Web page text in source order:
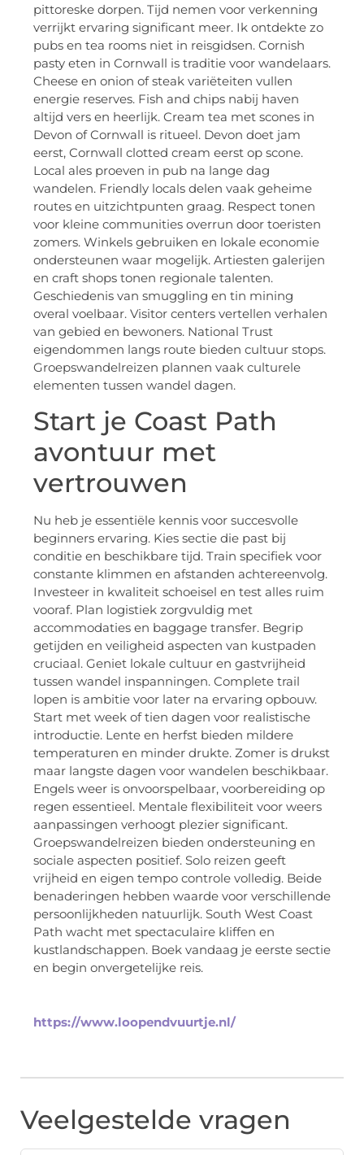
pittoreske dorpen. Tijd nemen voor verkenning
verrijkt ervaring significant meer. Ik ontdekte zo
pubs en tea rooms niet in reisgidsen. Cornish
pasty eten in Cornwall is traditie voor wandelaars.
Cheese en onion of steak variëteiten vullen
energie reserves. Fish and chips nabij haven
altijd vers en heerlijk. Cream tea met scones in
Devon of Cornwall is ritueel. Devon doet jam
eerst, Cornwall clotted cream eerst op scone.
Local ales proeven in pub na lange dag
wandelen. Friendly locals delen vaak geheime
routes en uitzichtpunten graag. Respect tonen
voor kleine communities overrun door toeristen
zomers. Winkels gebruiken en lokale economie
ondersteunen waar mogelijk. Artiesten galerijen
en craft shops tonen regionale talenten.
Geschiedenis van smuggling en tin mining
overal voelbaar. Visitor centers vertellen verhalen
van gebied en bewoners. National Trust
eigendommen langs route bieden cultuur stops.
Groepswandelreizen plannen vaak culturele
elementen tussen wandel dagen.
Start je Coast Path
avontuur met
vertrouwen
Nu heb je essentiële kennis voor succesvolle
beginners ervaring. Kies sectie die past bij
conditie en beschikbare tijd. Train specifiek voor
constante klimmen en afstanden achtereenvolg.
Investeer in kwaliteit schoeisel en test alles ruim
vooraf. Plan logistiek zorgvuldig met
accommodaties en baggage transfer. Begrip
getijden en veiligheid aspecten van kustpaden
cruciaal. Geniet lokale cultuur en gastvrijheid
tussen wandel inspanningen. Complete trail
lopen is ambitie voor later na ervaring opbouw.
Start met week of tien dagen voor realistische
introductie. Lente en herfst bieden mildere
temperaturen en minder drukte. Zomer is drukst
maar langste dagen voor wandelen beschikbaar.
Engels weer is onvoorspelbaar, voorbereiding op
regen essentieel. Mentale flexibiliteit voor weers
aanpassingen verhoogt plezier significant.
Groepswandelreizen bieden ondersteuning en
sociale aspecten positief. Solo reizen geeft
vrijheid en eigen tempo controle volledig. Beide
benaderingen hebben waarde voor verschillende
persoonlijkheden natuurlijk. South West Coast
Path wacht met spectaculaire kliffen en
kustlandschappen. Boek vandaag je eerste sectie
en begin onvergetelijke reis.
https://www.loopendvuurtje.nl/
Veelgestelde vragen